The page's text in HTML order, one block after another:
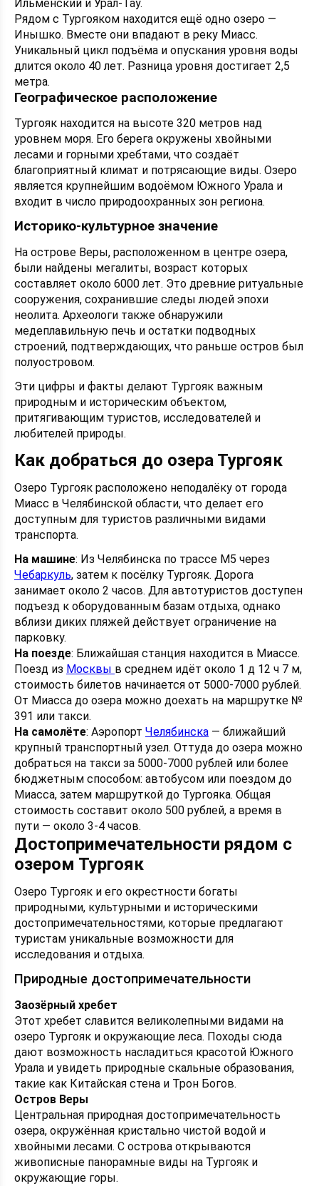
Ильменский и Урал-Тау.
Рядом с Тургояком находится ещё одно озеро —
Инышко. Вместе они впадают в реку Миасс.
Уникальный цикл подъёма и опускания уровня воды
длится около 40 лет. Разница уровня достигает 2,5
метра.
Географическое расположение
Тургояк находится на высоте 320 метров над
уровнем моря. Его берега окружены хвойными
лесами и горными хребтами, что создаёт
благоприятный климат и потрясающие виды. Озеро
является крупнейшим водоёмом Южного Урала и
входит в число природоохранных зон региона.
Историко-культурное значение
На острове Веры, расположенном в центре озера,
были найдены мегалиты, возраст которых
составляет около 6000 лет. Это древние ритуальные
сооружения, сохранившие следы людей эпохи
неолита. Археологи также обнаружили
медеплавильную печь и остатки подводных
строений, подтверждающих, что раньше остров был
полуостровом.
Эти цифры и факты делают Тургояк важным
природным и историческим объектом,
притягивающим туристов, исследователей и
любителей природы.
Как добраться до озера Тургояк
Озеро Тургояк расположено неподалёку от города
Миасс в Челябинской области, что делает его
доступным для туристов различными видами
транспорта.
На машине: Из Челябинска по трассе М5 через
Чебаркуль, затем к посёлку Тургояк. Дорога
занимает около 2 часов. Для автотуристов доступен
подъезд к оборудованным базам отдыха, однако
вблизи диких пляжей действует ограничение на
парковку.
На поезде: Ближайшая станция находится в Миассе.
Поезд из Москвы в среднем идёт около 1 д 12 ч 7 м,
стоимость билетов начинается от 5000-7000 рублей.
От Миасса до озера можно доехать на маршрутке №
391 или такси.
На самолёте: Аэропорт Челябинска — ближайший
крупный транспортный узел. Оттуда до озера можно
добраться на такси за 5000-7000 рублей или более
бюджетным способом: автобусом или поездом до
Миасса, затем маршруткой до Тургояка. Общая
стоимость составит около 500 рублей, а время в
пути — около 3-4 часов.
Достопримечательности рядом с
озером Тургояк
Озеро Тургояк и его окрестности богаты
природными, культурными и историческими
достопримечательностями, которые предлагают
туристам уникальные возможности для
исследования и отдыха.
Природные достопримечательности
Заозёрный хребет
Этот хребет славится великолепными видами на
озеро Тургояк и окружающие леса. Походы сюда
дают возможность насладиться красотой Южного
Урала и увидеть природные скальные образования,
такие как Китайская стена и Трон Богов.
Остров Веры
Центральная природная достопримечательность
озера, окружённая кристально чистой водой и
хвойными лесами. С острова открываются
живописные панорамные виды на Тургояк и
окружающие горы.